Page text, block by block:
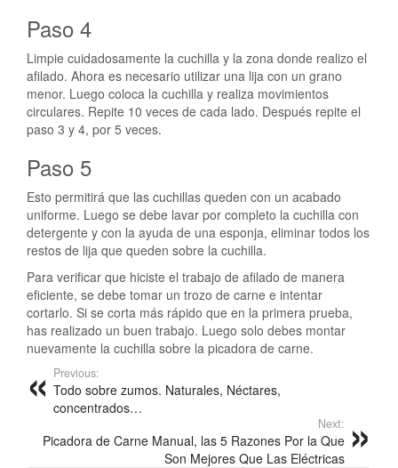
Paso 4
Limpie cuidadosamente la cuchilla y la zona donde realizo el
afilado. Ahora es necesario utilizar una lija con un grano
menor. Luego coloca la cuchilla y realiza movimientos
circulares. Repite 10 veces de cada lado. Después repite el
paso 3 y 4, por 5 veces.
Paso 5
Esto permitirá que las cuchillas queden con un acabado
uniforme. Luego se debe lavar por completo la cuchilla con
detergente y con la ayuda de una esponja, eliminar todos los
restos de lija que queden sobre la cuchilla.
Para verificar que hiciste el trabajo de afilado de manera
eficiente, se debe tomar un trozo de carne e intentar
cortarlo. Si se corta más rápido que en la primera prueba,
has realizado un buen trabajo. Luego solo debes montar
nuevamente la cuchilla sobre la picadora de carne.
Previous:
Todo sobre zumos. Naturales, Néctares,
concentrados…
Next:
Picadora de Carne Manual, las 5 Razones Por la Que
Son Mejores Que Las Eléctricas